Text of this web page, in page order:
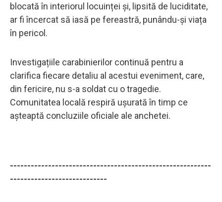
blocată în interiorul locuinței și, lipsită de luciditate,
ar fi încercat să iasă pe fereastră, punându-și viața
în pericol.
Investigațiile carabinierilor continuă pentru a
clarifica fiecare detaliu al acestui eveniment, care,
din fericire, nu s-a soldat cu o tragedie.
Comunitatea locală respiră ușurată în timp ce
așteaptă concluziile oficiale ale anchetei.
----------------------------------------------------------
----------------------------